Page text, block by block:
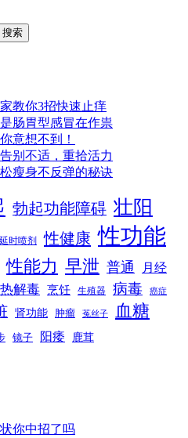
搜索
教你3招快速止痒
肠胃型感冒在作祟
意想不到！
别不适，重拾活力
瘦身不反弹的秘诀
勃起功能障碍 壮阳
延时喷剂 性健康 性功能
性能力 早泄 普通 月经
解毒 烹饪 生殖器 病毒 癌症
肾功能 肿瘤 菟丝子 血糖
镜子 阳痿 鹿茸
你中招了吗